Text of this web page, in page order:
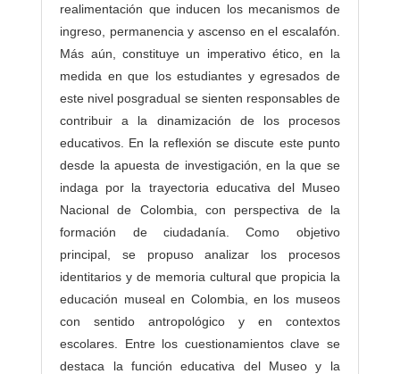
realimentación que inducen los mecanismos de
ingreso, permanencia y ascenso en el escalafón.
Más aún, constituye un imperativo ético, en la
medida en que los estudiantes y egresados de
este nivel posgradual se sienten responsables de
contribuir a la dinamización de los procesos
educativos. En la reflexión se discute este punto
desde la apuesta de investigación, en la que se
indaga por la trayectoria educativa del Museo
Nacional de Colombia, con perspectiva de la
formación de ciudadanía. Como objetivo
principal, se propuso analizar los procesos
identitarios y de memoria cultural que propicia la
educación museal en Colombia, en los museos
con sentido antropológico y en contextos
escolares. Entre los cuestionamientos clave se
destaca la función educativa del Museo y la